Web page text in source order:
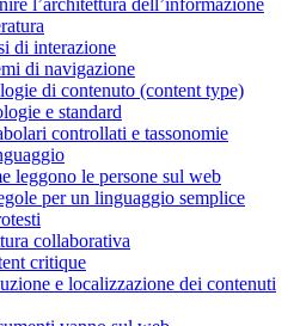
l’architettura dell’informazione
di interazione
di navigazione
di contenuto (content type)
e standard
controllati e tassonomie
leggono le persone sul web
per un linguaggio semplice
collaborativa
critique
e localizzazione dei contenuti